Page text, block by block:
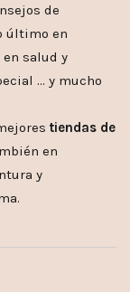
de
último en
salud y
… y mucho
tiendas de
en
y